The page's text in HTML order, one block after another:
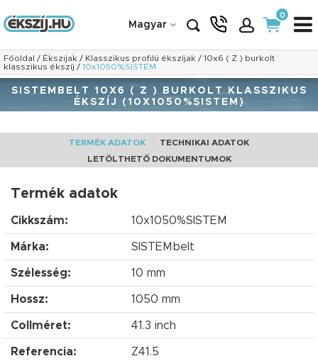
Magyar
0
Főoldal / Ékszijak / Klasszikus profilú ékszíjak / 10x6 ( Z ) burkolt
klasszikus ékszíj / 10x1050%SISTEM
SISTEMBELT 10X6 ( Z ) BURKOLT KLASSZIKUS
ÉKSZÍJ (10X1050%SISTEM)
TERMÉK ADATOK
TECHNIKAI ADATOK
LETÖLTHETŐ DOKUMENTUMOK
Termék adatok
Cikkszám: 10x1050%SISTEM
Márka: SISTEMbelt
Szélesség: 10 mm
Hossz: 1050 mm
Collméret: 41.3 inch
Referencia: Z41.5